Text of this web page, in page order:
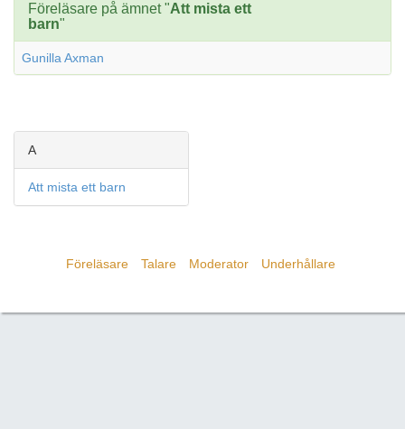
Föreläsare på ämnet "Att mista ett
barn"
Gunilla Axman
A
Att mista ett barn
Föreläsare Talare Moderator Underhållare